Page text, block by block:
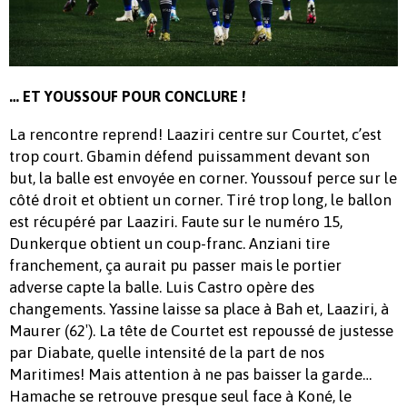
… ET YOUSSOUF POUR CONCLURE !
La rencontre reprend! Laaziri centre sur Courtet, c’est
trop court. Gbamin défend puissamment devant son
but, la balle est envoyée en corner. Youssouf perce sur le
côté droit et obtient un corner. Tiré trop long, le ballon
est récupéré par Laaziri. Faute sur le numéro 15,
Dunkerque obtient un coup-franc. Anziani tire
franchement, ça aurait pu passer mais le portier
adverse capte la balle. Luis Castro opère des
changements. Yassine laisse sa place à Bah et, Laaziri, à
Maurer (62′). La tête de Courtet est repoussé de justesse
par Diabate, quelle intensité de la part de nos
Maritimes! Mais attention à ne pas baisser la garde…
Hamache se retrouve presque seul face à Koné, le